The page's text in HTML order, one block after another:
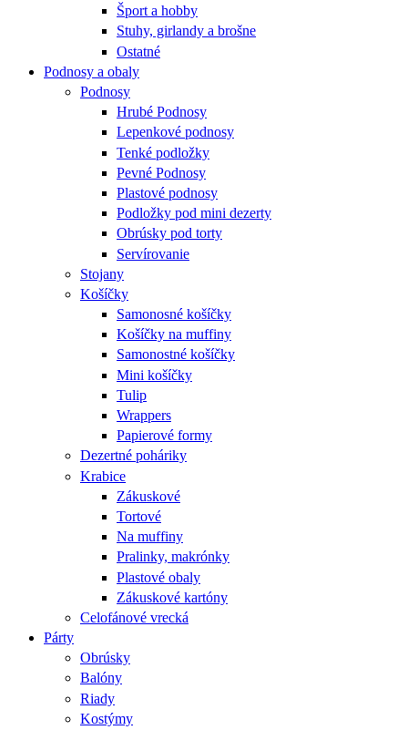
Šport a hobby
Stuhy, girlandy a brošne
Ostatné
Podnosy a obaly
Podnosy
Hrubé Podnosy
Lepenkové podnosy
Tenké podložky
Pevné Podnosy
Plastové podnosy
Podložky pod mini dezerty
Obrúsky pod torty
Servírovanie
Stojany
Košíčky
Samonosné košíčky
Košíčky na muffiny
Samonostné košíčky
Mini košíčky
Tulip
Wrappers
Papierové formy
Dezertné poháriky
Krabice
Zákuskové
Tortové
Na muffiny
Pralinky, makrónky
Plastové obaly
Zákuskové kartóny
Celofánové vrecká
Párty
Obrúsky
Balóny
Riady
Kostýmy